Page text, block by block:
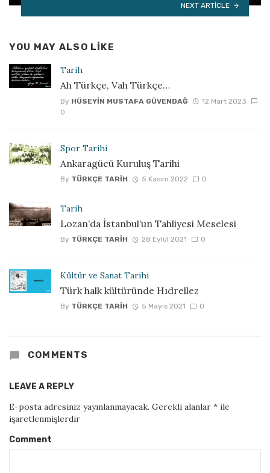
NEXT ARTICLE
YOU MAY ALSO LIKE
Tarih
Ah Türkçe, Vah Türkçe…
By HÜSEYIN MUSTAFA GÜVENDAĞ
12 Mart 2023
0
Spor Tarihi
Ankaragücü Kuruluş Tarihi
By TÜRKÇE TARIH 5 Kasım 2022 0
Tarih
Lozan’da İstanbul’un Tahliyesi Meselesi
By TÜRKÇE TARIH 28 Eylül 2021 0
Kültür ve Sanat Tarihi
Türk halk kültüründe Hıdrellez
By TÜRKÇE TARIH 5 Mayıs 2021 0
COMMENTS
LEAVE A REPLY
E-posta adresiniz yayınlanmayacak. Gerekli alanlar * ile
işaretlenmişlerdir
Comment